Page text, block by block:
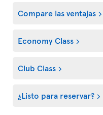
Compare las ventajas
Economy Class
Club Class
¿Listo para reservar?